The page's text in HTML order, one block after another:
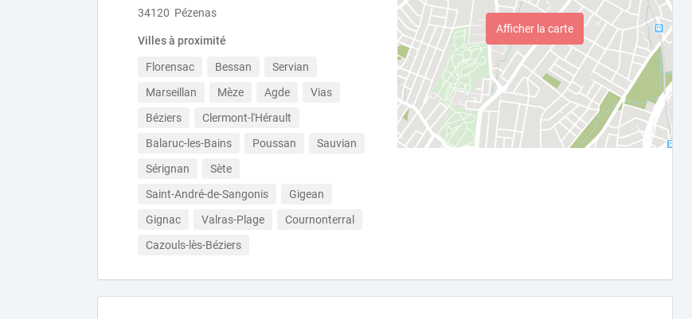
34120 Pézenas
Villes à proximité
Florensac Bessan
Servian
Marseillan
Mèze Agde
Vias
Béziers
Clermont-l'Hérault
Balaruc-les-Bains
Poussan
Sauvian
Sérignan
Sète
Saint-André-de-Sangonis
Gigean
Gignac
Valras-Plage
Cournonterral
Cazouls-lès-Béziers
Afficher la carte